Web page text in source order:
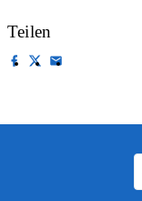
Teilen